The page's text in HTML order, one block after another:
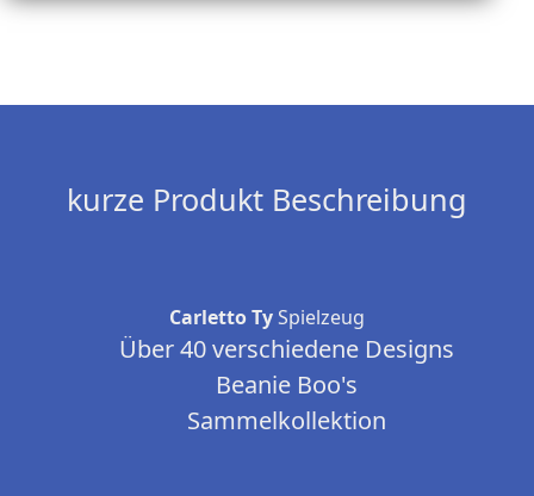
kurze Produkt Beschreibung
Carletto TySpielzeug
Über 40 verschiedene Designs
Beanie Boo's
Sammelkollektion